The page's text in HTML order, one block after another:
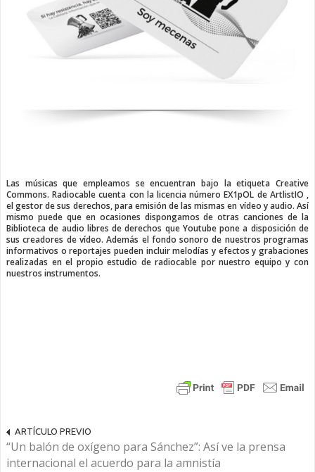
Las músicas que empleamos se encuentran bajo la etiqueta Creative
Commons. Radiocable cuenta con la licencia número EX1pOL de ArtlistIO ,
el gestor de sus derechos, para emisión de las mismas en vídeo y audio. Así
mismo puede que en ocasiones dispongamos de otras canciones de la
Biblioteca de audio libres de derechos que Youtube pone a disposición de
sus creadores de vídeo. Además el fondo sonoro de nuestros programas
informativos o reportajes pueden incluir melodías y efectos y grabaciones
realizadas en el propio estudio de radiocable por nuestro equipo y con
nuestros instrumentos.
ARTÍCULO PREVIO
“Un balón de oxígeno para Sánchez”: Así ve la prensa
internacional el acuerdo para la amnistía